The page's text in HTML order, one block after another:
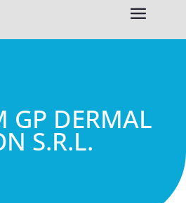
GP DERMAL
S.R.L.